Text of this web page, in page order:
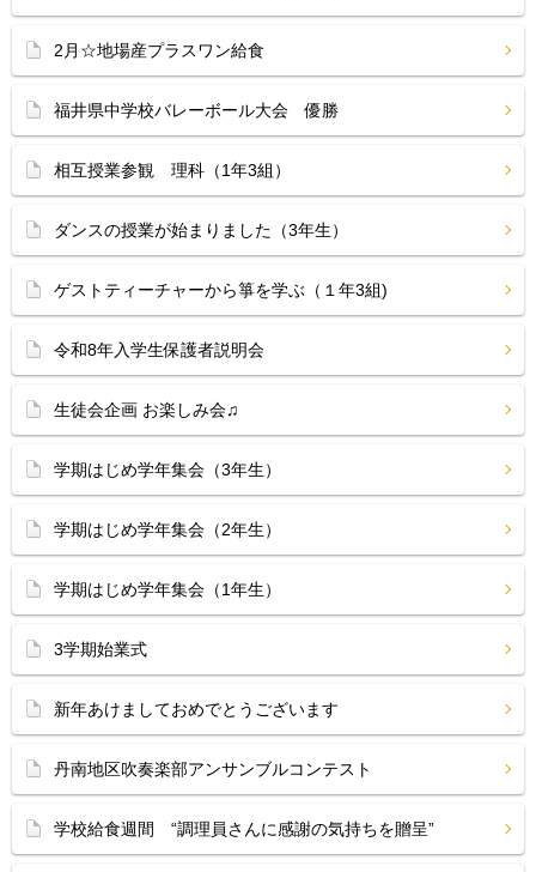
2月☆地場産プラスワン給食
福井県中学校バレーボール大会 優勝
相互授業参観 理科（1年3組）
ダンスの授業が始まりました（3年生）
ゲストティーチャーから箏を学ぶ（１年3組)
令和8年入学生保護者説明会
生徒会企画 お楽しみ会♫
学期はじめ学年集会（3年生）
学期はじめ学年集会（2年生）
学期はじめ学年集会（1年生）
3学期始業式
新年あけましておめでとうございます
丹南地区吹奏楽部アンサンブルコンテスト
学校給食週間 “調理員さんに感謝の気持ちを贈呈”